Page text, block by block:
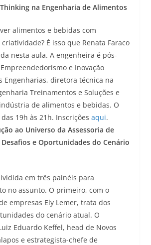
na Engenharia de Alimentos
alimentos e bebidas com
É isso que Renata Faraco
nesta aula. A engenheira é pós-
e Inovação
Engenharias, diretora técnica na
Treinamentos e Soluções e
de alimentos e bebidas. O
19h às 21h. Inscrições aqui.
ao Universo da Assessoria de
e Oportunidades do Cenário
em três painéis para
no assunto. O primeiro, com o
empresas Ely Lemer, trata dos
do cenário atual. O
Eduardo Keffel, head de Novos
e estrategista-chefe de